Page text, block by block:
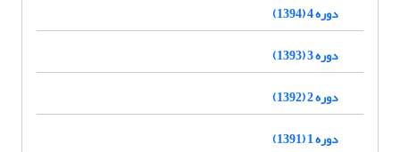
دوره 4 (1394)
دوره 3 (1393)
دوره 2 (1392)
دوره 1 (1391)